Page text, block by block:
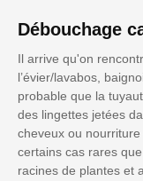
Débouchage
Il arrive qu'on
l’évier/lavabos,
probable que la
des lingettes jetées
cheveux ou
certains cas rares
racines de plantes et